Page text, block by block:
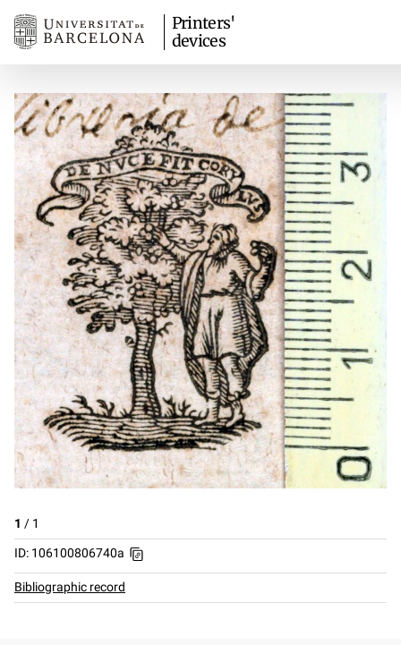
Printers'
devices
1 / 1
ID: 106100806740a
Bibliographic record